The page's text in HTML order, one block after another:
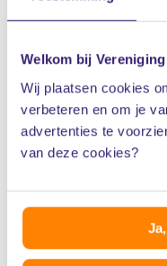
Welkom bij
Wij plaatsen cookies
verbeteren en om je
advertenties te
van deze cookies?
Beluister